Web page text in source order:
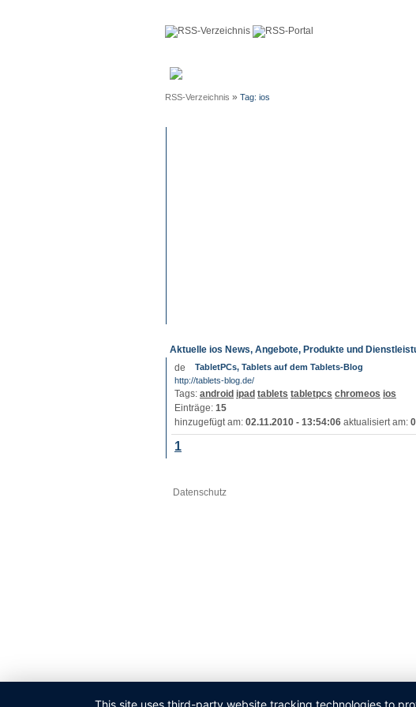
RSS-Verzeichnis » Tag: ios
Aktuelle ios News, Angebote, Produkte und
TabletPCs, Tablets auf dem Tablets-Blog
http://tablets-blog.de/
Tags: android ipad tablets tabletpcs chromeos ios
Einträge: 15
hinzugefügt am: 02.11.2010 - 13:54:06 aktualisiert am:
1
Datenschutz
This site uses third-party website tracking technologies to